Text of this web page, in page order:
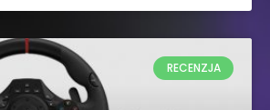
RECENZJA